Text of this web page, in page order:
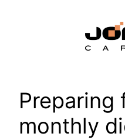
Preparing
monthly